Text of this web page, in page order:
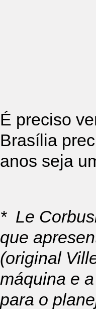
É preciso
Brasília
anos seja
* Le
que
(original
máquina e a
para o